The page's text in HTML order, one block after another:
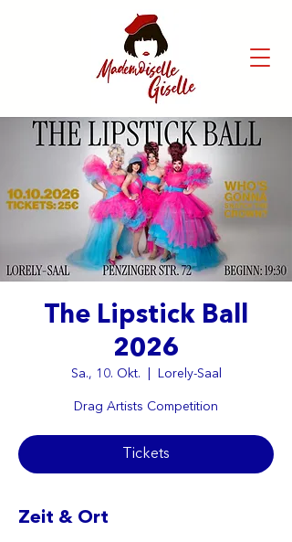
The Lipstick Ball
2026
Sa., 10. Okt. Lorely-Saal
Drag Artists Competition
Tickets
Zeit & Ort